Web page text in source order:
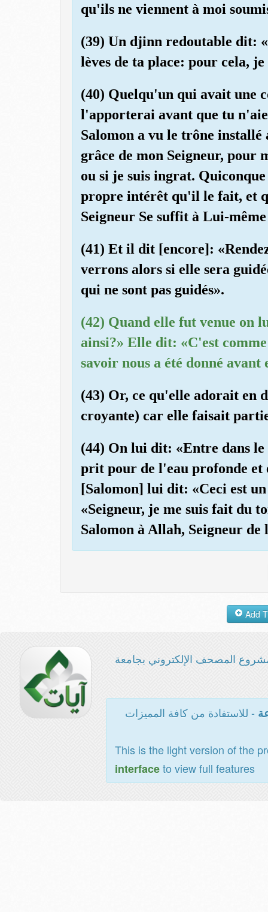
qu'ils ne viennent à moi
(39) Un djinn redoutable dit:
lèves de ta place: pour cela,
(40) Quelqu'un qui avait une
l'apporterai avant que tu
Salomon a vu le trône
grâce de mon Seigneur, pour
ou si je suis ingrat.
propre intérêt qu'il le fait, et
Seigneur Se suffit à Lui-
(41) Et il dit [encore]:
verrons alors si elle sera
qui ne sont pas guidés».
(42) Quand elle fut venue on
ainsi?» Elle dit: «C'est
savoir nous a été donné avant
(43) Or, ce qu'elle adorait en
croyante) car elle faisait
(44) On lui dit: «Entre dans
prit pour de l'eau profonde et
[Salomon] lui dit: «Ceci est
«Seigneur, je me suis fait du
Salomon à Allah, Seigneur de
المصحف الإلكتروني بجامعة
- للاستفادة من كافة المميزات
This is the light version of the
interfaceto view full features